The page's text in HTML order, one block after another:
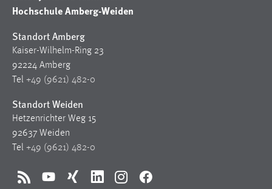
Hochschule Amberg-Weiden
Standort Amberg
Kaiser-Wilhelm-Ring 23
92224 Amberg
Tel +49 (9621) 482-0
Standort Weiden
Hetzenrichter Weg 15
92637 Weiden
Tel +49 (9621) 482-0
RSS YouTubeXing LinkedInInstagramFacebook